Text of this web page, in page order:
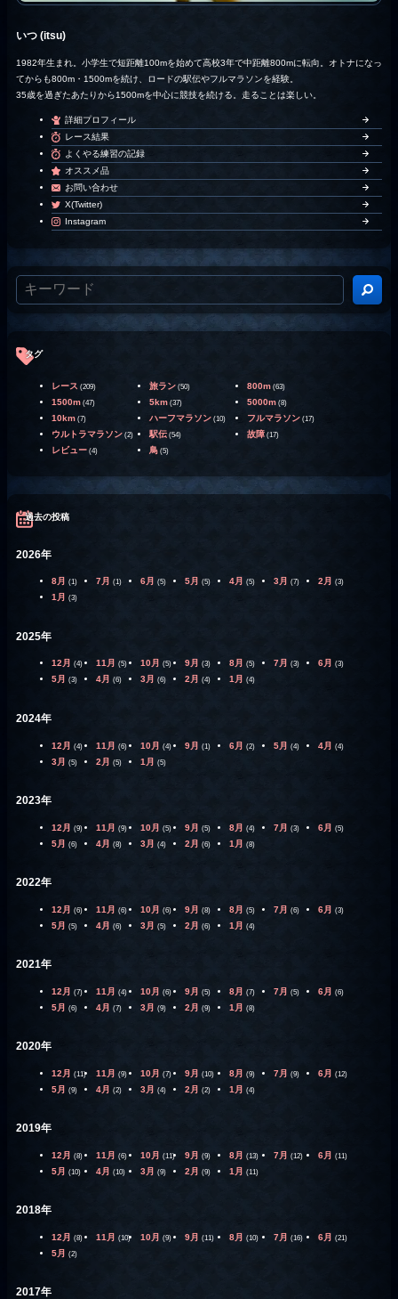
いつ (itsu)
1982年生まれ。小学生で短距離100mを始めて高校3年で中距離800mに転向。オトナになっ
てからも800m・1500mを続け、ロードの駅伝やフルマラソンを経験。
35歳を過ぎたあたりから1500mを中心に競技を続ける。走ることは楽しい。
詳細プロフィール
レース結果
よくやる練習の記録
オススメ品
お問い合わせ
X(Twitter)
Instagram
タグ
レース (209) 旅ラン (50) 800m (63)
1500m (47) 5km (37) 5000m (8)
10km (7) ハーフマラソン (10) フルマラソン (17)
ウルトラマラソン (2) 駅伝 (54) 故障 (17)
レビュー (4) 鳥 (5)
過去の投稿
2026年
8月 (1) 7月 (1) 6月 (5) 5月 (5) 4月 (5) 3月 (7) 2月 (3)
1月 (3)
2025年
12月 (4) 11月 (5) 10月 (5) 9月 (3) 8月 (5) 7月 (3) 6月 (3)
5月 (3) 4月 (6) 3月 (6) 2月 (4) 1月 (4)
2024年
12月 (4) 11月 (6) 10月 (4) 9月 (1) 6月 (2) 5月 (4) 4月 (4)
3月 (5) 2月 (5) 1月 (5)
2023年
12月 (9) 11月 (9) 10月 (5) 9月 (5) 8月 (4) 7月 (3) 6月 (5)
5月 (6) 4月 (8) 3月 (4) 2月 (6) 1月 (8)
2022年
12月 (6) 11月 (6) 10月 (6) 9月 (8) 8月 (5) 7月 (6) 6月 (3)
5月 (5) 4月 (6) 3月 (5) 2月 (6) 1月 (4)
2021年
12月 (7) 11月 (4) 10月 (6) 9月 (5) 8月 (7) 7月 (5) 6月 (6)
5月 (6) 4月 (7) 3月 (9) 2月 (9) 1月 (8)
2020年
12月 (11) 11月 (9) 10月 (7) 9月 (10) 8月 (9) 7月 (9) 6月 (12)
5月 (9) 4月 (2) 3月 (4) 2月 (2) 1月 (4)
2019年
12月 (8) 11月 (6) 10月 (11) 9月 (9) 8月 (13) 7月 (12) 6月 (11)
5月 (10) 4月 (10) 3月 (9) 2月 (9) 1月 (11)
2018年
12月 (8) 11月 (10) 10月 (9) 9月 (11) 8月 (10) 7月 (16) 6月 (21)
5月 (2)
2017年